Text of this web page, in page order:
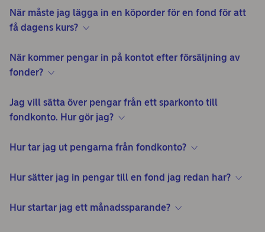
När måste jag lägga in en köporder för en fond för att
få dagens kurs?
När kommer pengar in på kontot efter försäljning av
fonder?
Jag vill sätta över pengar från ett sparkonto till
fondkonto. Hur gör jag?
Hur tar jag ut pengarna från fondkonto?
Hur sätter jag in pengar till en fond jag redan har?
Hur startar jag ett månadssparande?